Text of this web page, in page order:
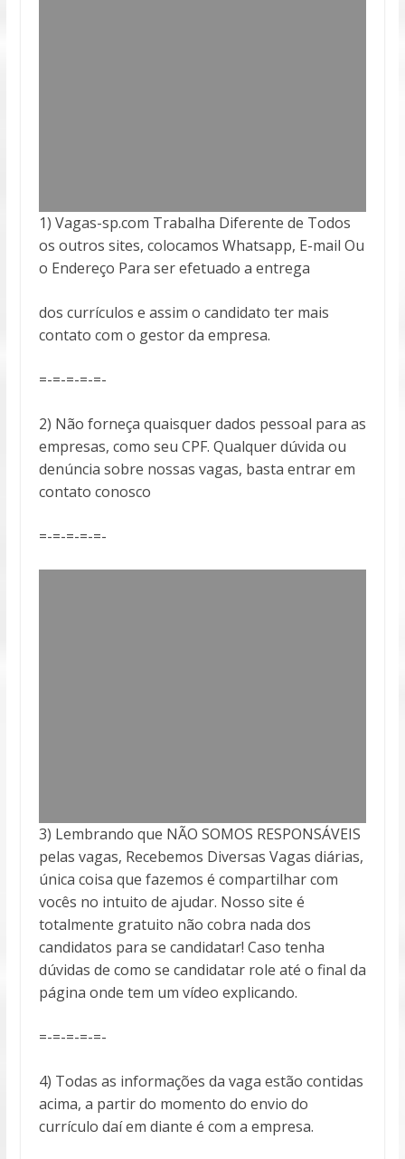
1) Vagas-sp.com Trabalha Diferente de Todos
os outros sites, colocamos Whatsapp, E-mail Ou
o Endereço Para ser efetuado a entrega
dos currículos e assim o candidato ter mais
contato com o gestor da empresa.
=-=-=-=-=-
2) Não forneça quaisquer dados pessoal para as
empresas, como seu CPF. Qualquer dúvida ou
denúncia sobre nossas vagas, basta entrar em
contato conosco
=-=-=-=-=-
3) Lembrando que NÃO SOMOS RESPONSÁVEIS
pelas vagas, Recebemos Diversas Vagas diárias,
única coisa que fazemos é compartilhar com
vocês no intuito de ajudar. Nosso site é
totalmente gratuito não cobra nada dos
candidatos para se candidatar! Caso tenha
dúvidas de como se candidatar role até o final da
página onde tem um vídeo explicando.
=-=-=-=-=-
4) Todas as informações da vaga estão contidas
acima, a partir do momento do envio do
currículo daí em diante é com a empresa.